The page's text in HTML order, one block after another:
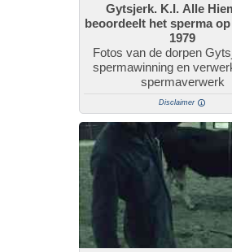
Gytsjerk. K.I. Alle
beoordeelt het sperma
1979
Fotos van de dorpen
spermawinning en
spermaverwerk
Disclaimer